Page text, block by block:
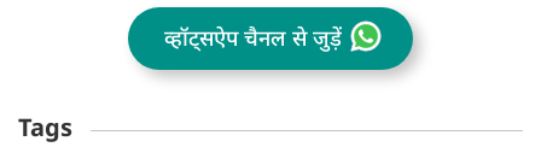
व्हॉट्सऐप चैनल से जुड़ें
Tags